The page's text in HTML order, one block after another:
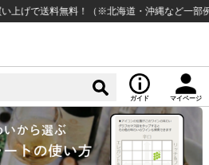
送料無料！（※北海道・沖縄など一部例外地
ガイド マイページ